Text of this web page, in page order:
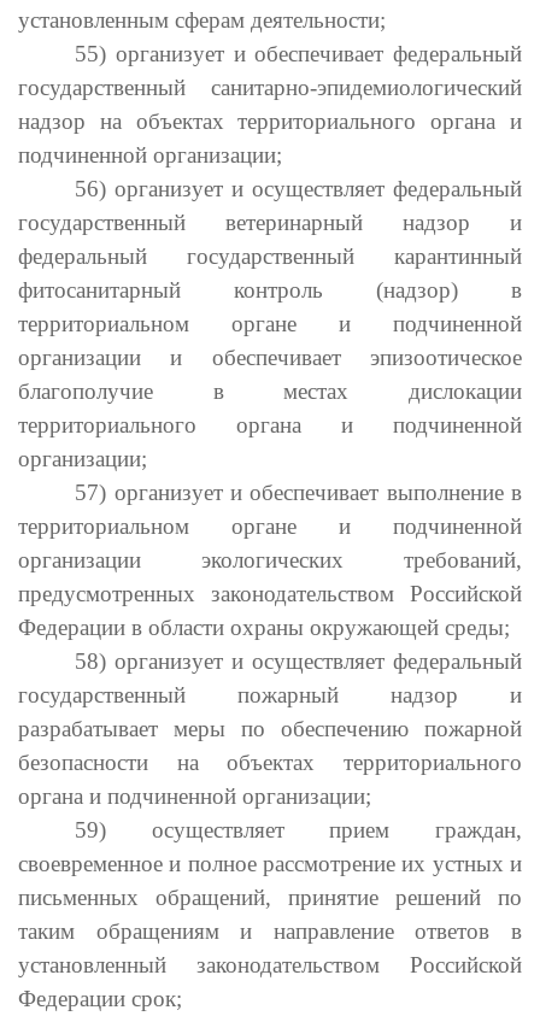
установленным сферам деятельности;
55) организует и обеспечивает федеральный
государственный санитарно-эпидемиологический
надзор на объектах территориального органа и
подчиненной организации;
56) организует и осуществляет федеральный
государственный ветеринарный надзор и
федеральный государственный карантинный
фитосанитарный контроль (надзор) в
территориальном органе и подчиненной
организации и обеспечивает эпизоотическое
благополучие в местах дислокации
территориального органа и подчиненной
организации;
57) организует и обеспечивает выполнение в
территориальном органе и подчиненной
организации экологических требований,
предусмотренных законодательством Российской
Федерации в области охраны окружающей среды;
58) организует и осуществляет федеральный
государственный пожарный надзор и
разрабатывает меры по обеспечению пожарной
безопасности на объектах территориального
органа и подчиненной организации;
59) осуществляет прием граждан,
своевременное и полное рассмотрение их устных и
письменных обращений, принятие решений по
таким обращениям и направление ответов в
установленный законодательством Российской
Федерации срок;